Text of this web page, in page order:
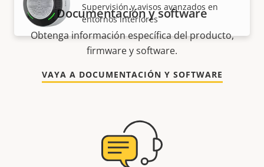
Supervisión y avisos avanzados en
entornos interiores
Documentación y software
Obtenga información específica del producto,
firmware y software.
VAYA A DOCUMENTACIÓN Y SOFTWARE